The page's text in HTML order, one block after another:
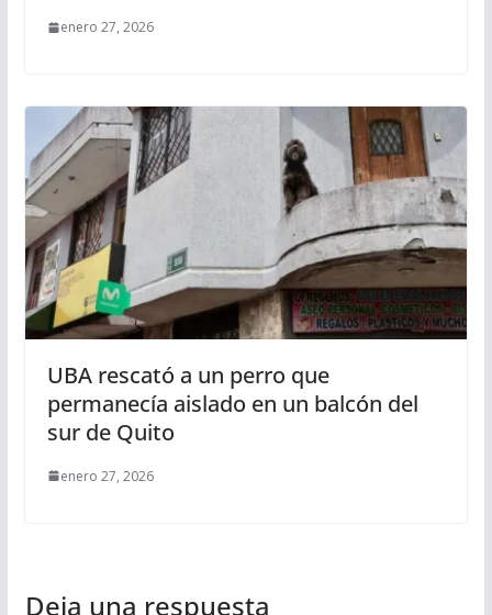
enero 27, 2026
UBA rescató a un perro que
permanecía aislado en un balcón del
sur de Quito
enero 27, 2026
Deja una respuesta